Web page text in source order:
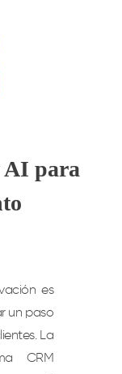
AI para
es
un paso
La
CRM